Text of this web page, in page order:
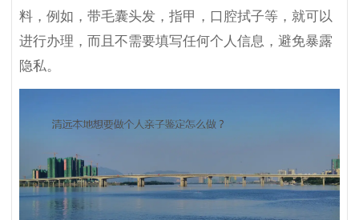
料，例如，带毛囊头发，指甲，口腔拭子等，就可以
进行办理，而且不需要填写任何个人信息，避免暴露
隐私。